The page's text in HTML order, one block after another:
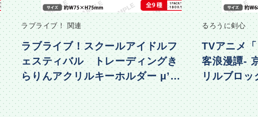
ラブライブ！ 関連
ラブライブ！スクールアイドルフ
ェスティバル トレーディングき
らりんアクリルキーホルダー μ’s
動物編Part2ver.
るろうに剣心
TVアニメ
客浪漫譚-
リルブロ